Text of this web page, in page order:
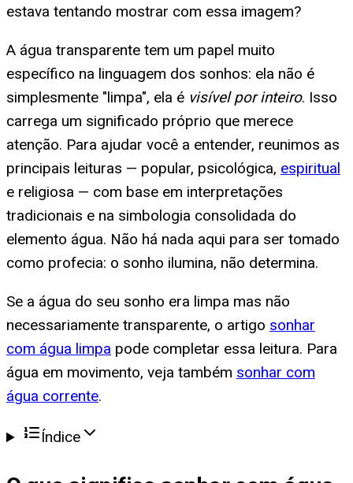
estava tentando mostrar com essa imagem?
A água transparente tem um papel muito
específico na linguagem dos sonhos: ela não é
simplesmente "limpa", ela é visível por inteiro. Isso
carrega um significado próprio que merece
atenção. Para ajudar você a entender, reunimos as
principais leituras — popular, psicológica, espiritual
e religiosa — com base em interpretações
tradicionais e na simbologia consolidada do
elemento água. Não há nada aqui para ser tomado
como profecia: o sonho ilumina, não determina.
Se a água do seu sonho era limpa mas não
necessariamente transparente, o artigo sonhar
com água limpa pode completar essa leitura. Para
água em movimento, veja também sonhar com
água corrente.
Índice